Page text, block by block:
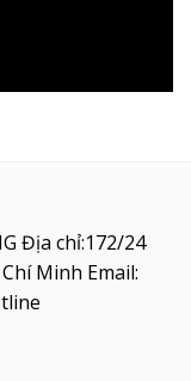
Địa chỉ:172/24
Minh Email: